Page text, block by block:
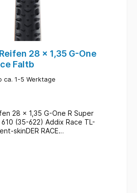
28 x 1,35 G-One
Faltb
ca. 1-5 Werktage
28 x 1,35 G-One R Super
Addix Race TL-
skinDER RACE
im leichten Gelände, auf
und Asphalt gemacht. Dank